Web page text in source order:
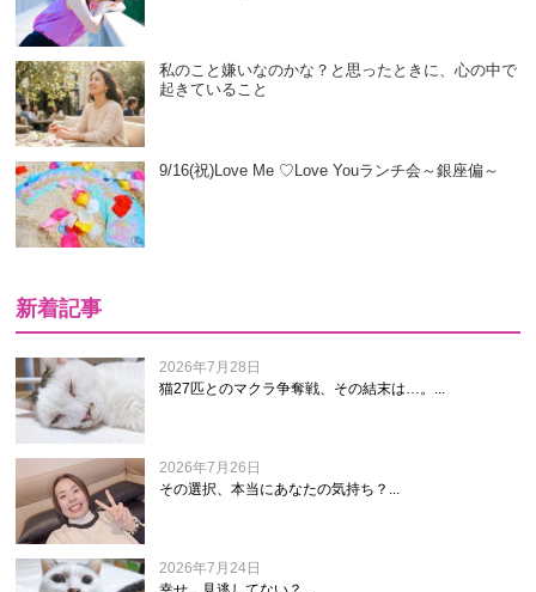
私のこと嫌いなのかな？と思ったときに、心の中で
起きていること
9/16(祝)Love Me ♡Love Youランチ会～銀座偏～
新着記事
2026年7月28日
猫27匹とのマクラ争奪戦、その結末は…。...
2026年7月26日
その選択、本当にあなたの気持ち？...
2026年7月24日